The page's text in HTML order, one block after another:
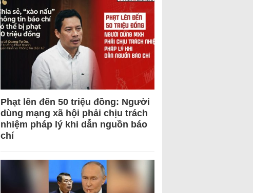
Phạt lên đến 50 triệu đồng: Người
dùng mạng xã hội phải chịu trách
nhiệm pháp lý khi dẫn nguồn báo
chí